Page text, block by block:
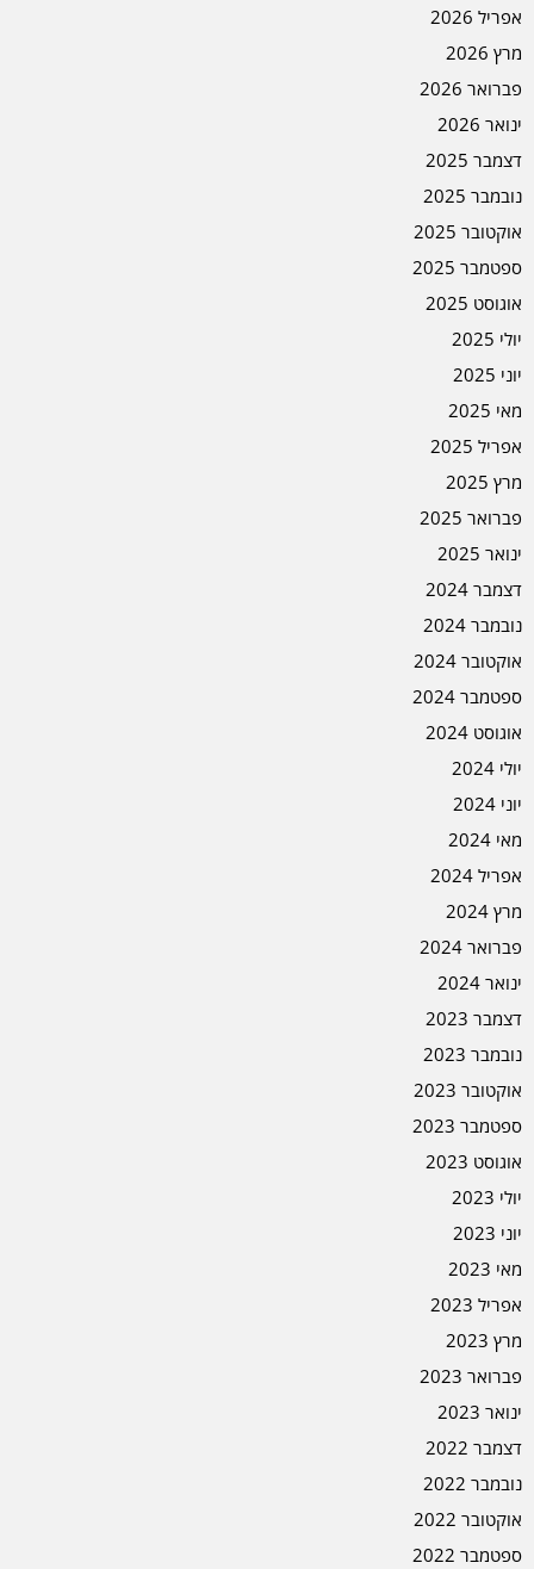
אפריל 2026
מרץ 2026
פברואר 2026
ינואר 2026
דצמבר 2025
נובמבר 2025
אוקטובר 2025
ספטמבר 2025
אוגוסט 2025
יולי 2025
יוני 2025
מאי 2025
אפריל 2025
מרץ 2025
פברואר 2025
ינואר 2025
דצמבר 2024
נובמבר 2024
אוקטובר 2024
ספטמבר 2024
אוגוסט 2024
יולי 2024
יוני 2024
מאי 2024
אפריל 2024
מרץ 2024
פברואר 2024
ינואר 2024
דצמבר 2023
נובמבר 2023
אוקטובר 2023
ספטמבר 2023
אוגוסט 2023
יולי 2023
יוני 2023
מאי 2023
אפריל 2023
מרץ 2023
פברואר 2023
ינואר 2023
דצמבר 2022
נובמבר 2022
אוקטובר 2022
ספטמבר 2022